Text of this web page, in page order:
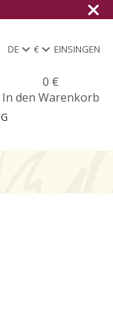
DE € EINSINGEN
0 €
In den Warenkorb